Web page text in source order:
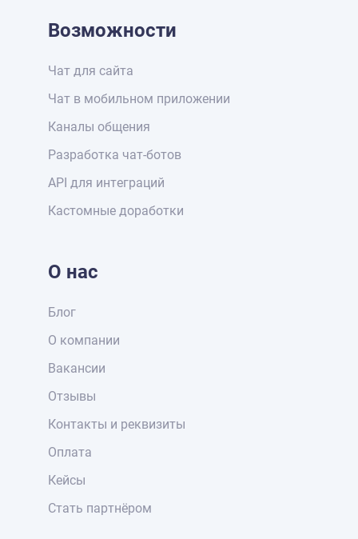
Возможности
Чат для сайта
Чат в мобильном приложении
Каналы общения
Разработка чат-ботов
API для интеграций
Кастомные доработки
О нас
Блог
О компании
Вакансии
Отзывы
Контакты и реквизиты
Оплата
Кейсы
Стать партнёром